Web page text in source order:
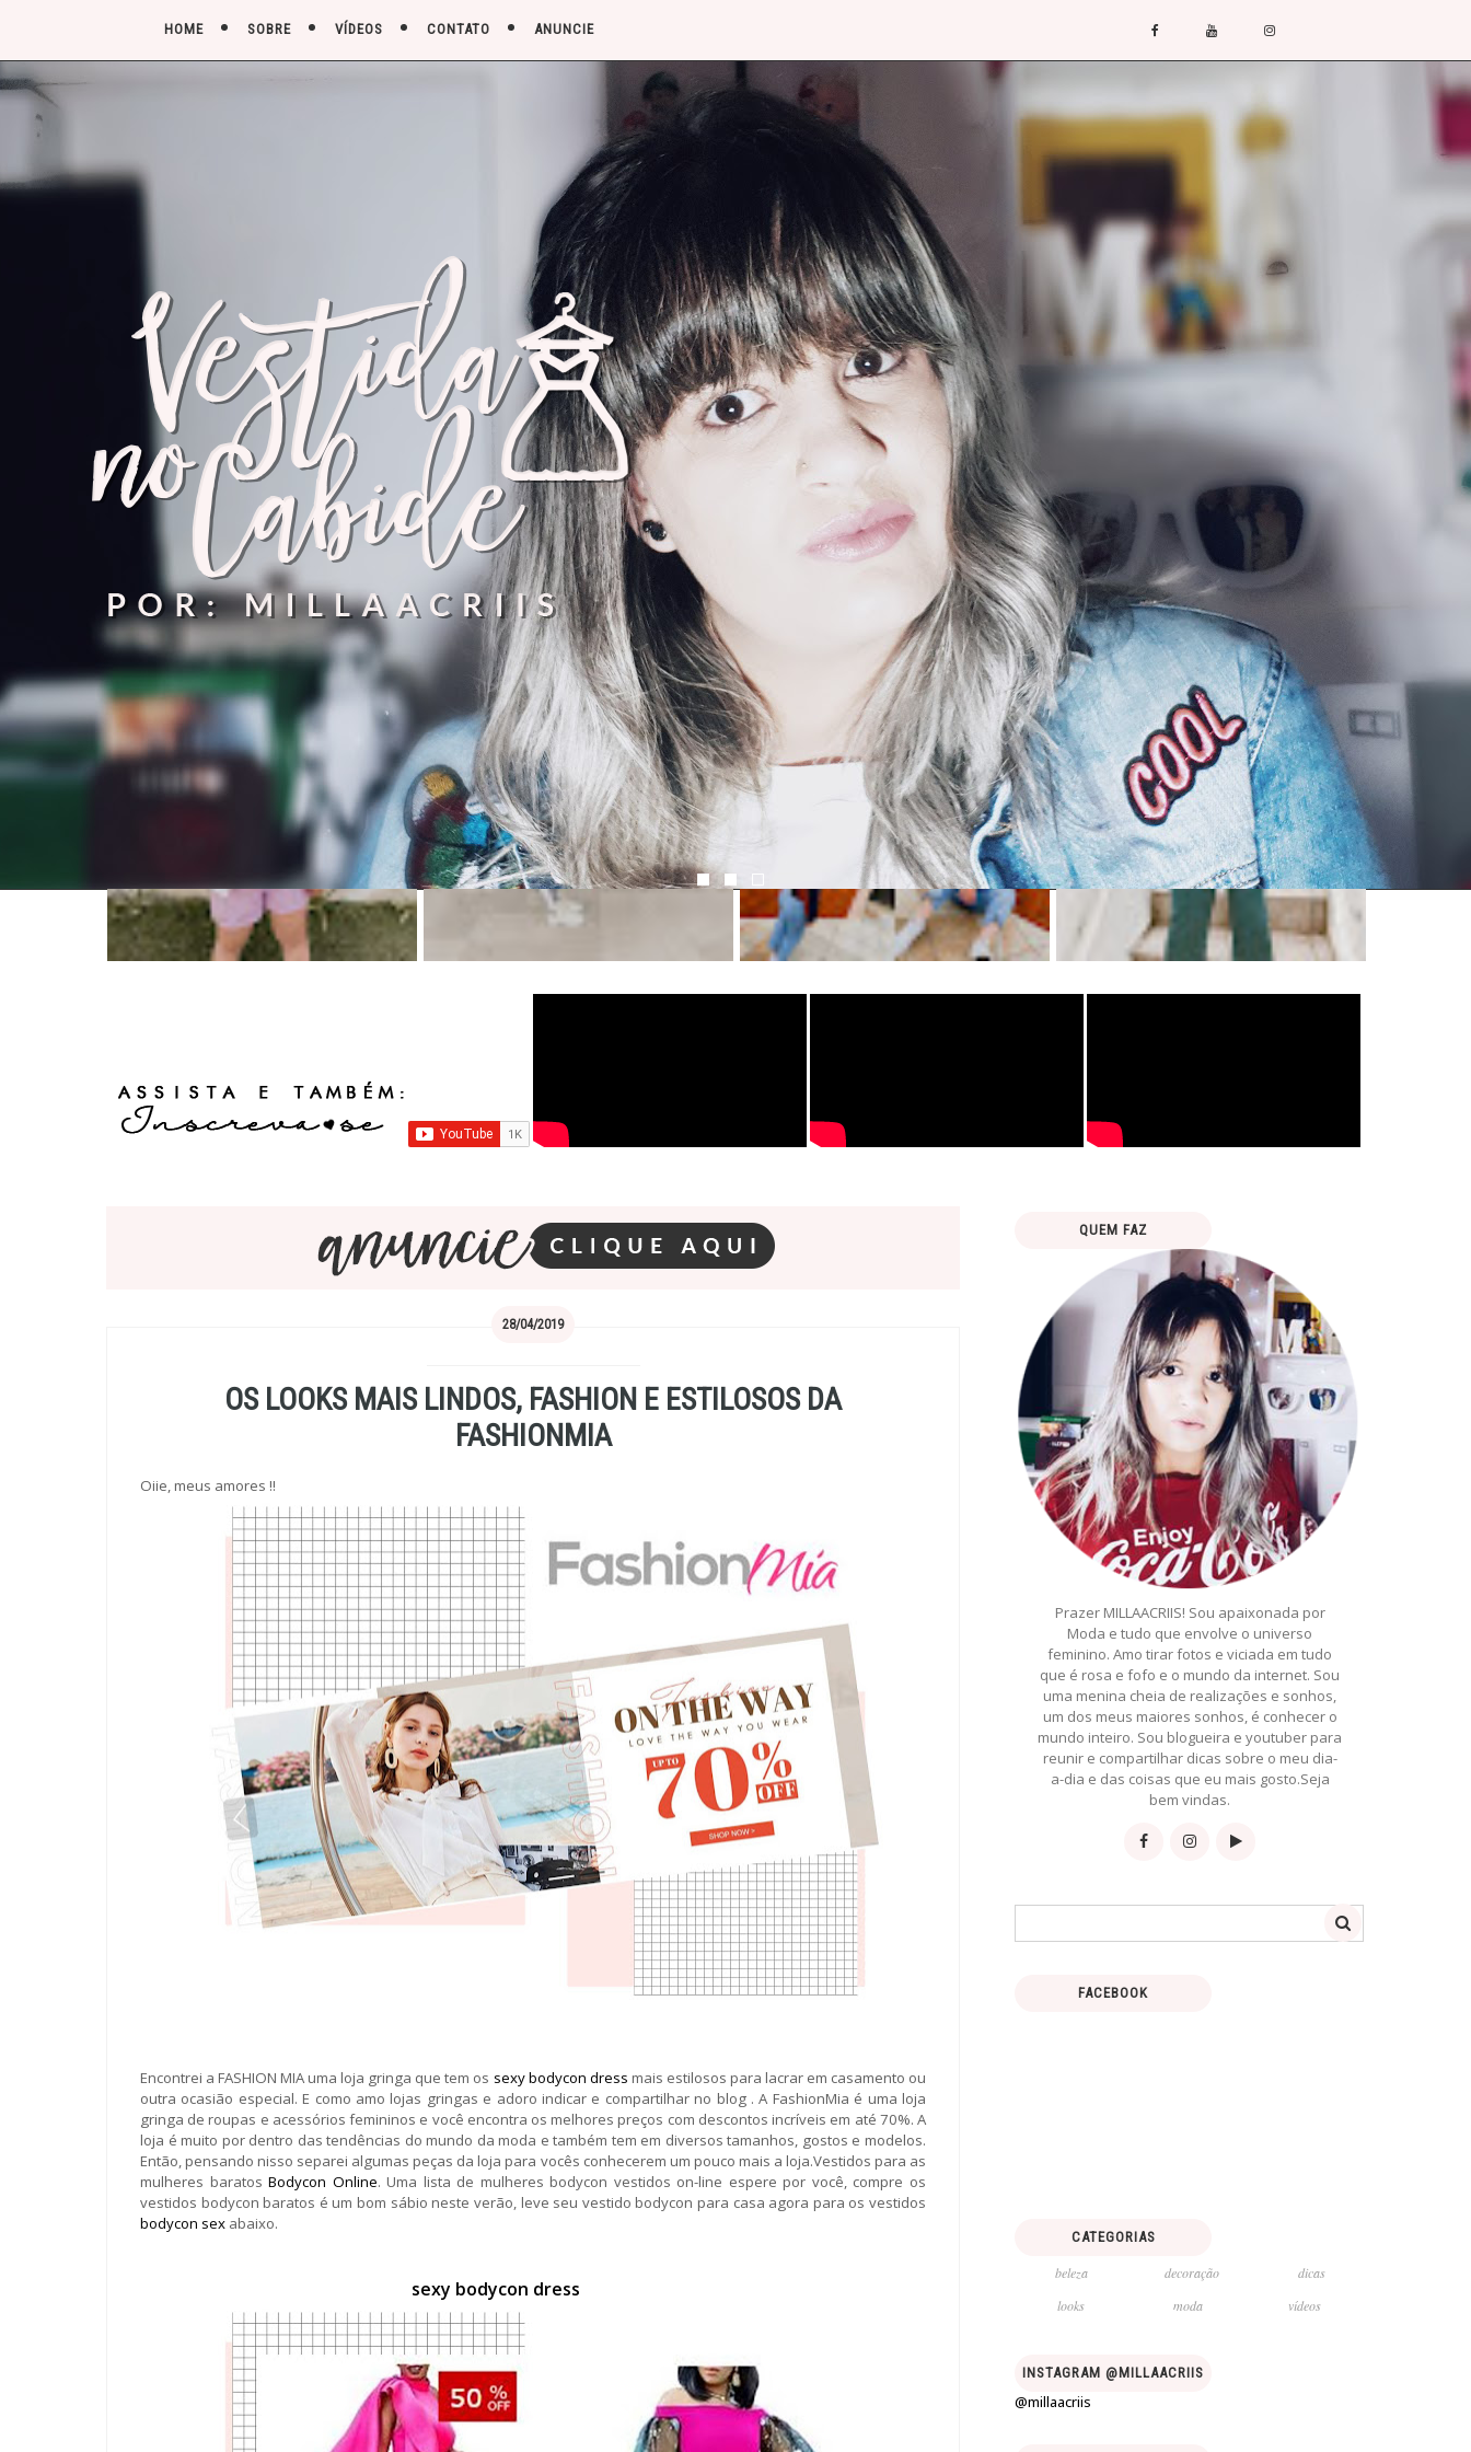
HOME SOBRE VÍDEOS CONTATO ANUNCIE
28/04/2019
OS LOOKS MAIS LINDOS, FASHION E ESTILOSOS DA
FASHIONMIA
Oiie, meus amores !!
Encontrei a FASHION MIA uma loja gringa que tem os sexy bodycon dress mais estilosos para lacrar em casamento ou
outra ocasião especial. E como amo lojas gringas e adoro indicar e compartilhar no blog . A FashionMia é uma loja
gringa de roupas e acessórios femininos e você encontra os melhores preços com descontos incríveis em até 70%. A
loja é muito por dentro das tendências do mundo da moda e também tem em diversos tamanhos, gostos e modelos.
Então, pensando nisso separei algumas peças da loja para vocês conhecerem um pouco mais a loja.Vestidos para as
mulheres baratosBodycon Online. Uma lista de mulheres bodycon vestidos on-line espere por você, compre os
vestidos bodycon baratos é um bom sábio neste verão, leve seu vestido bodycon para casa agora para os vestidos
bodycon sex abaixo.
sexy bodycon dress
QUEM FAZ
Prazer MILLAACRIIS! Sou apaixonada por
Moda e tudo que envolve o universo
feminino. Amo tirar fotos e viciada em tudo
que é rosa e fofo e o mundo da internet. Sou
uma menina cheia de realizações e sonhos,
um dos meus maiores sonhos, é conhecer o
mundo inteiro. Sou blogueira e youtuber para
reunir e compartilhar dicas sobre o meu dia-
a-dia e das coisas que eu mais gosto.Seja
bem vindas.
FACEBOOK
CATEGORIAS
beleza decoração
dicas
looks
moda vídeos
INSTAGRAM @MILLAACRIIS
@millaacriis